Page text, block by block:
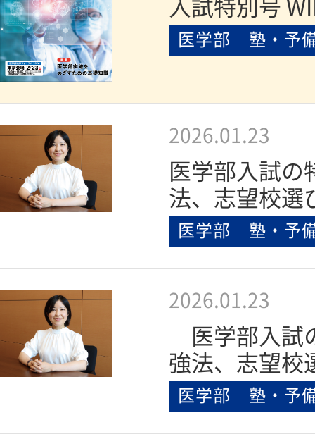
医学部 塾・予
入試特別号
医学部 塾・予
2026.01.23
医学部入試の
法、志望校
医学部 塾・予
2026.01.23
医学部入試
強法、志望